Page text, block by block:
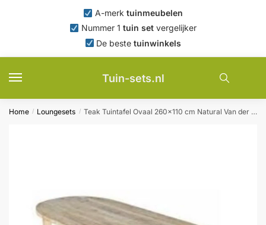
A-merk tuinmeubelen
Nummer 1 tuin set vergelijker
De bestetuinwinkels
Tuin-sets.nl
Home / Loungesets / Teak Tuintafel Ovaal 260×110 cm Natural Van der Leeden – Van der leeden